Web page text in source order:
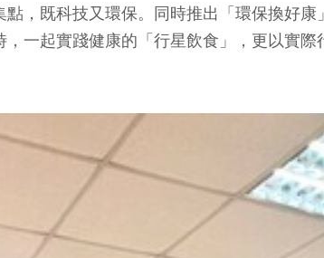
，既科技又環保。同時推出「環保換好
一起實踐健康的「行星飲食」，更以實際